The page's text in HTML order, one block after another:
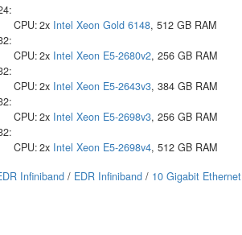
CPU:2x Intel Xeon Gold 6148, 512 GB RAM
CPU:2x Intel Xeon E5-2680v2, 256 GB RAM
CPU:2x Intel Xeon E5-2643v3, 384 GB RAM
CPU:2x Intel Xeon E5-2698v3, 256 GB RAM
CPU:2x Intel Xeon E5-2698v4, 512 GB RAM
Infiniband / EDR Infiniband / 10 Gigabit Ethernet